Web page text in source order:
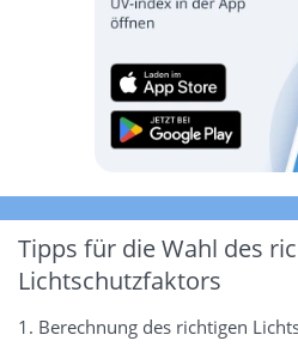
Tipps für die Wahl des
Lichtschutzfaktors
1. Berechnung des richtigen